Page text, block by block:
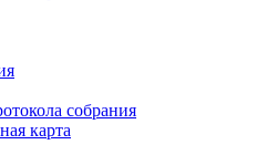
собрания
карта